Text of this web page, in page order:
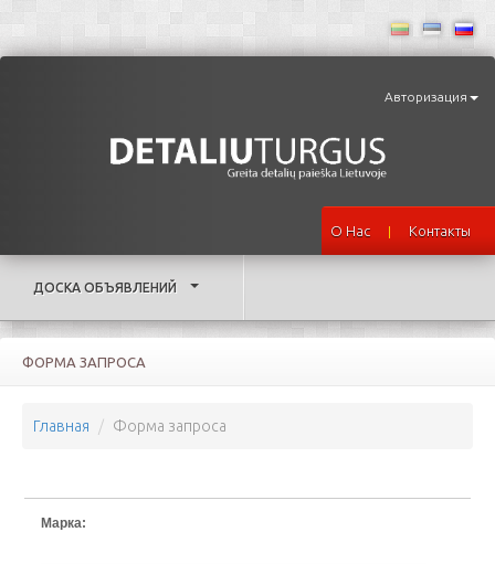
Авторизация
О Нас | Контакты
ДОСКА ОБЪЯВЛЕНИЙ
ФОРМА ЗАПРОСА
Главная Форма запроса
Марка: